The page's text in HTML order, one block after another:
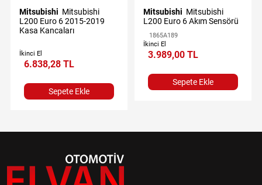
Mitsubishi
L200 Euro 6 2015-2019
Kasa Kancaları
İkinci El
6.838,28 TL
Sepete Ekle
Mitsubishi
L200 Euro 6 Akım Sensörü
1865A189
İkinci El
3.989,00 TL
Sepete Ekle